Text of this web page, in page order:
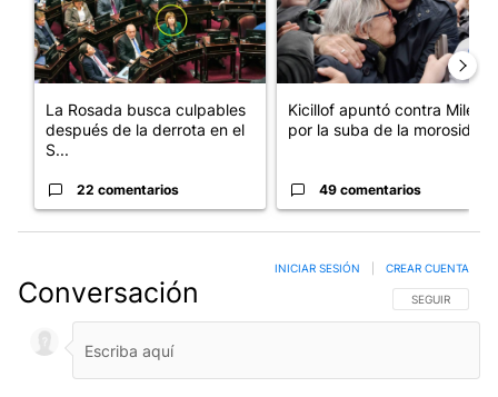
La Rosada busca culpables
después de la derrota en el
S...
22 comentarios
Kicillof apuntó contra Milei
por la suba de la morosida...
49 comentarios
Conversación SIGA ESTA
SEGUIR
INICIAR SESIÓN CREAR CUENTA